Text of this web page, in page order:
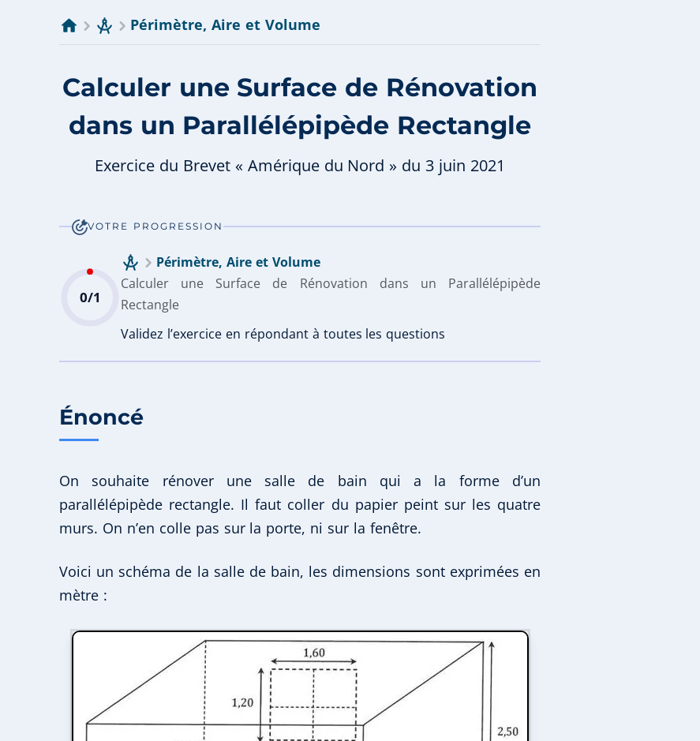
Périmètre, Aire et Volume
Calculer une Surface de Rénovation
dans un Parallélépipède Rectangle
Exercice du Brevet « Amérique du Nord » du 3 juin 2021
VOTRE PROGRESSION
0/1
Périmètre, Aire et Volume
Calculer une Surface de Rénovation dans un Parallélépipède
Rectangle
Validez l’exercice en répondant à toutes les questions
Énoncé
On souhaite rénover une salle de bain qui a la forme d’un
parallélépipède rectangle. Il faut coller du papier peint sur les quatre
murs. On n’en colle pas sur la porte, ni sur la fenêtre.
Voici un schéma de la salle de bain, les dimensions sont exprimées en
mètre :